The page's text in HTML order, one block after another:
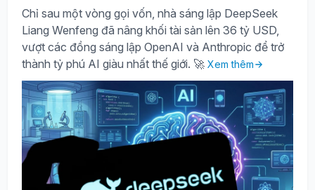
Chỉ sau một vòng gọi vốn, nhà sáng lập DeepSeek
Liang Wenfeng đã nâng khối tài sản lên 36 tỷ USD,
vượt các đồng sáng lập OpenAI và Anthropic để trở
thành tỷ phú AI giàu nhất thế giới. 🚀 Xem thêm